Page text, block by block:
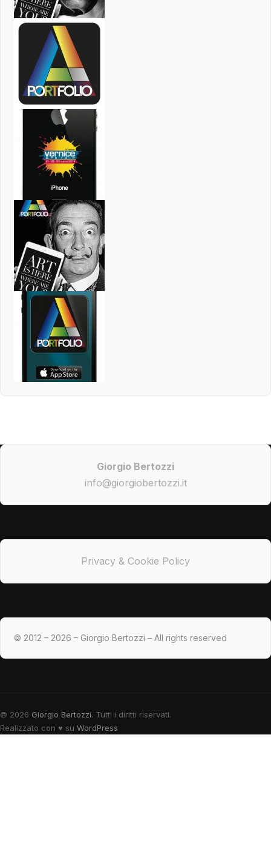
Giorgio Bertozzi
info@giorgiobertozzi.it
Privacy & Cookie Policy
© 2012 – 2026 – Giorgio Bertozzi – All rights reserved
© 2026 Giorgio Bertozzi. Tutti i diritti riservati.
Realizzato con ♥ su WordPress